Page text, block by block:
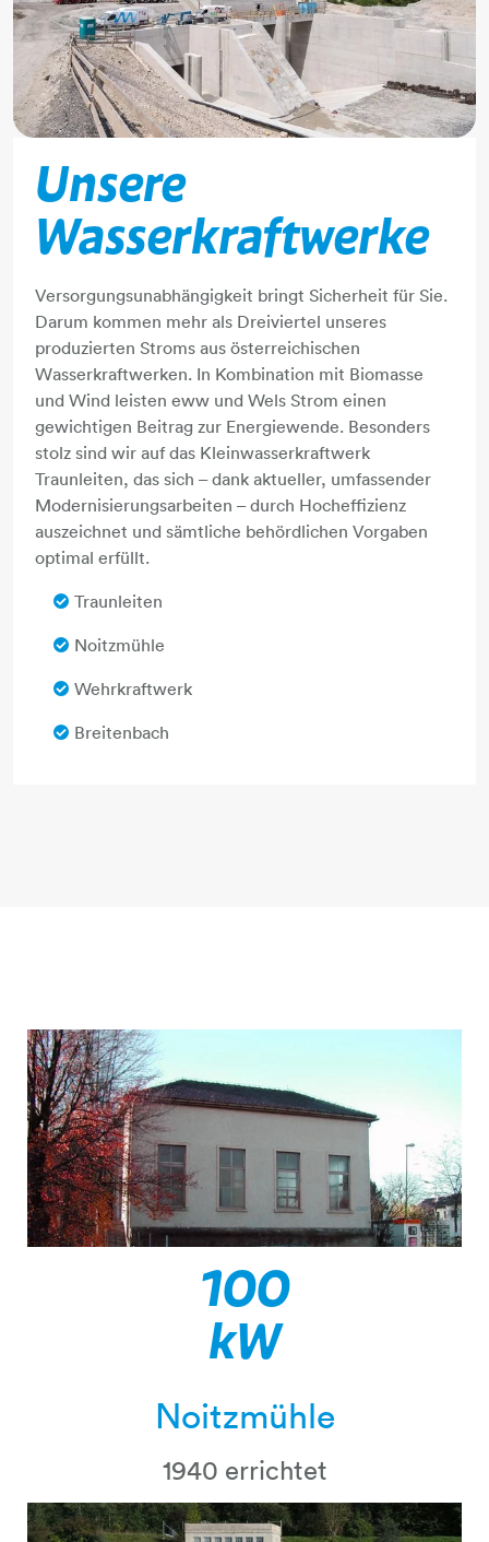
Unsere
Wasserkraftwerke
Versorgungsunabhängigkeit bringt Sicherheit für Sie.
Darum kommen mehr als Dreiviertel unseres
produzierten Stroms aus österreichischen
Wasserkraftwerken. In Kombination mit Biomasse
und Wind leisten eww und Wels Strom einen
gewichtigen Beitrag zur Energiewende. Besonders
stolz sind wir auf das Kleinwasserkraftwerk
Traunleiten, das sich – dank aktueller, umfassender
Modernisierungsarbeiten – durch Hocheffizienz
auszeichnet und sämtliche behördlichen Vorgaben
optimal erfüllt.
Traunleiten
Noitzmühle
Wehrkraftwerk
Breitenbach
100
kW
Noitzmühle
1940 errichtet